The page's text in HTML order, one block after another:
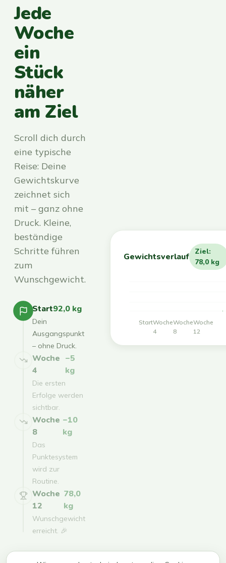
Jede
Woche
ein
Stück
näher
am Ziel
Scroll dich durch
eine typische
Reise: Deine
Gewichtskurve
zeichnet sich
mit – ganz ohne
Druck. Kleine,
beständige
Schritte führen
zum
Wunschgewicht.
Start92,0 kg
Dein
Ausgangspunkt
– ohne Druck.
Woche
4
−5
kg
Die ersten
Erfolge werden
sichtbar.
Woche
8
−10
kg
Das
Punktesystem
wird zur
Routine.
Woche
12
78,0
kg
Wunschgewicht
erreicht. 🎉
Gewichtsverlauf
Ziel:
78,0 kg
StartWoche
4
Woche
8
Woche
12